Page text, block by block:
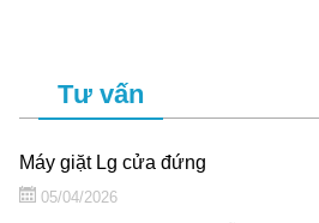
Tư vấn
Máy giặt Lg cửa đứng
05/04/2026